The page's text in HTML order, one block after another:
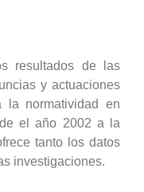
resultados de las
y actuaciones
la normatividad en
el año 2002 a la
tanto los datos
investigaciones.